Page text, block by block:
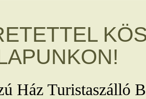
Ház Turistaszálló